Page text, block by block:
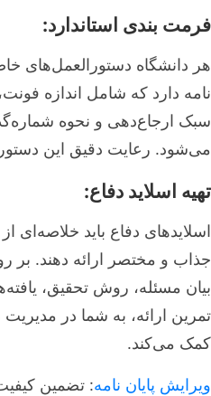
فرمت بندی استاندارد:
هر دانشگاه دستورالعمل‌های
نامه دارد که شامل اندازه
سبک ارجاع‌دهی و نحوه
می‌شود. رعایت دقیق این
تهیه اسلاید دفاع:
اسلایدهای دفاع باید
جذاب و مختصر ارائه دهند. بر
بیان مسئله، روش تحقیق،
تمرین ارائه، به شما در
کمک می‌کند.
ویرایش پایان نامه: تضمین